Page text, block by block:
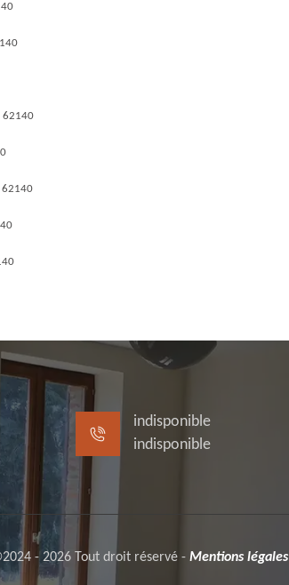
62140
62140
indisponible
indisponible
- 2026 Tout droit réservé - Mentions légales